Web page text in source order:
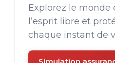
Explorez le monde
l’esprit libre et
chaque instant de